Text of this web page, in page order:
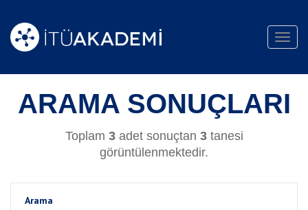
ARAMA SONUÇLARI
Toplam 3adet sonuçtan 3tanesi
görüntülenmektedir.
Arama